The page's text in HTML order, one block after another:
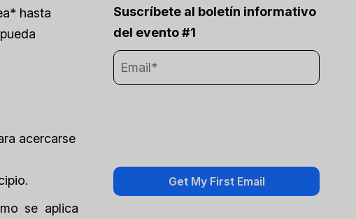
hasta
acercarse
se aplica
Suscríbete al boletín informativo
del evento #1